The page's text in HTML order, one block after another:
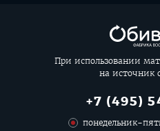
При использовании
на источник
+7 (495)
понедельник-